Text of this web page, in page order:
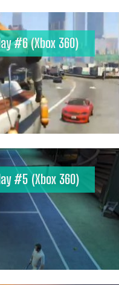
#6 (Xbox 360)
#5 (Xbox 360)